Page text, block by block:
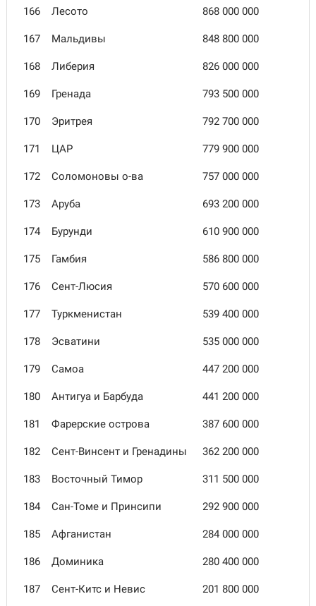
166 Лесото 868 000 000
167 Мальдивы 848 800 000
168 Либерия 826 000 000
169 Гренада 793 500 000
170 Эритрея 792 700 000
171 ЦАР 779 900 000
172 Соломоновы о-ва 757 000 000
173 Аруба 693 200 000
174 Бурунди 610 900 000
175 Гамбия 586 800 000
176 Сент-Люсия 570 600 000
177 Туркменистан 539 400 000
178 Эсватини 535 000 000
179 Самоа 447 200 000
180 Антигуа и Барбуда 441 200 000
181 Фарерские острова 387 600 000
182 Сент-Винсент и Гренадины 362 200 000
183 Восточный Тимор 311 500 000
184 Сан-Томе и Принсипи 292 900 000
185 Афганистан 284 000 000
186 Доминика 280 400 000
187 Сент-Китс и Невис 201 800 000